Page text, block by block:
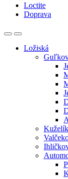
Loctite
Doprava
Ložiská